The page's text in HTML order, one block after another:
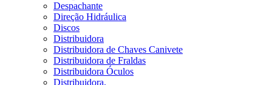
Despachante
Direção Hidráulica
Discos
Distribuidora
Distribuidora de Chaves Canivete
Distribuidora de Fraldas
Distribuidora Óculos
Distribuidora.